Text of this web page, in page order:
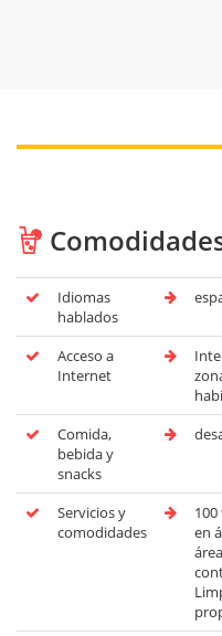
Idiomas
hablados
Acceso a
Internet
Comida,
bebida y
snacks
Servicios y
comodidades
en